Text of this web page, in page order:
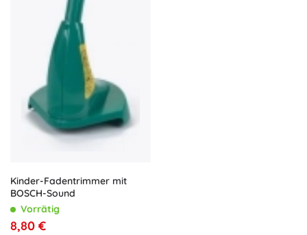
Kinder-Fadentrimmer mit
BOSCH-Sound
Vorrätig
8,80 €